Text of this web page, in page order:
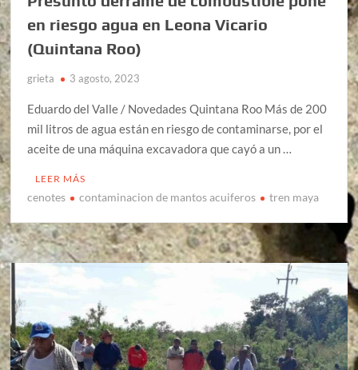
en riesgo agua en Leona Vicario
(Quintana Roo)
grieta 3 agosto, 2023
Eduardo del Valle / Novedades Quintana Roo Más de 200
mil litros de agua están en riesgo de contaminarse, por el
aceite de una máquina excavadora que cayó a un …
LEER MÁS
cenotes contaminacion de mantos acuiferos tren maya